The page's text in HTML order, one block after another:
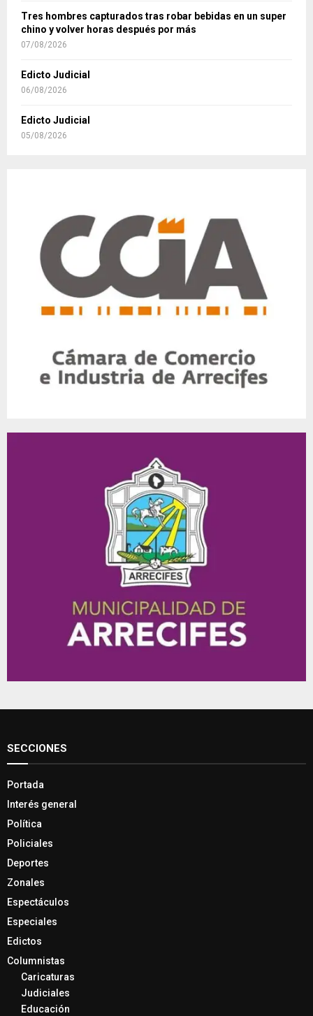
Tres hombres capturados tras robar bebidas en un super
chino y volver horas después por más
07/08/2026
Edicto Judicial
06/08/2026
Edicto Judicial
05/08/2026
SECCIONES
Portada
Interés general
Política
Policiales
Deportes
Zonales
Espectáculos
Especiales
Edictos
Columnistas
Caricaturas
Judiciales
Educación